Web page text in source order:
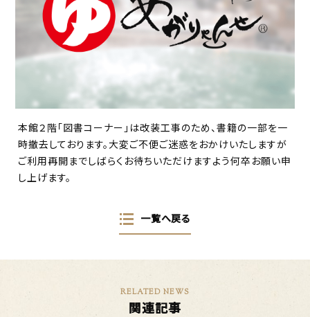
本館２階「図書コーナー」は改装工事のため、書籍の一部を一
時撤去しております。大変ご不便ご迷惑をおかけいたしますが
ご利用再開までしばらくお待ちいただけますよう何卒お願い申
し上げます。
一覧へ戻る
RELATED NEWS
関連記事